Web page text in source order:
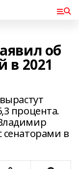
об
в 2021
процента.
сенаторами в